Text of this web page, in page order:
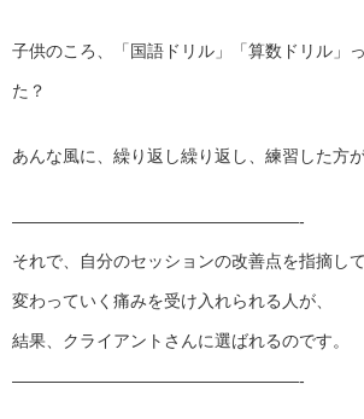
子供のころ、「国語ドリル」「算数ドリル」
た？
あんな風に、繰り返し繰り返し、練習した方
—————————————————-
それで、自分のセッションの改善点を指摘して
変わっていく痛みを受け入れられる人が、
結果、クライアントさんに選ばれるのです。
—————————————————-